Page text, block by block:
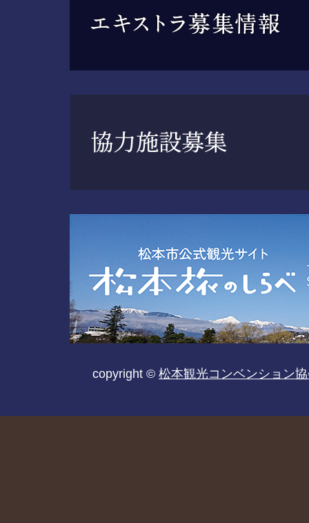
copyright © 松本観光コンベンション